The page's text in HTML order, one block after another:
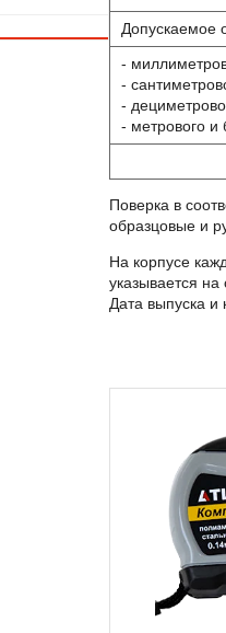
Допускаемое
-
-
-
- метрового и
Поверка в
образцовые и
На корпусе
указывается
Дата выпуска и